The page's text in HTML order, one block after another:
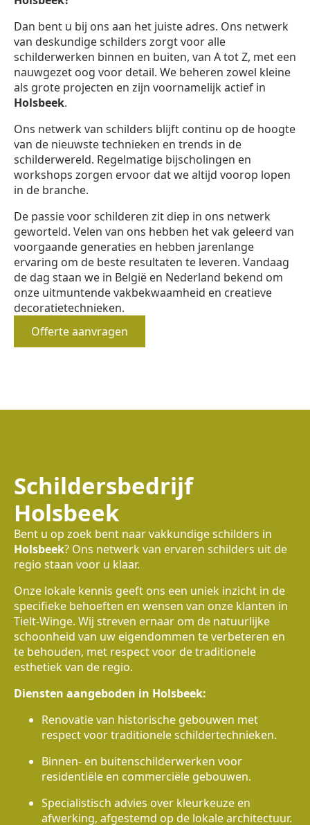
Dan bent u bij ons aan het juiste adres. Ons netwerk
van deskundige schilders zorgt voor alle
schilderwerken binnen en buiten, van A tot Z, met een
nauwgezet oog voor detail. We beheren zowel kleine
als grote projecten en zijn voornamelijk actief in
Holsbeek.
Ons netwerk van schilders blijft continu op de hoogte
van de nieuwste technieken en trends in de
schilderwereld. Regelmatige bijscholingen en
workshops zorgen ervoor dat we altijd voorop lopen
in de branche.
De passie voor schilderen zit diep in ons netwerk
geworteld. Velen van ons hebben het vak geleerd van
voorgaande generaties en hebben jarenlange
ervaring om de beste resultaten te leveren. Vandaag
de dag staan we in België en Nederland bekend om
onze uitmuntende vakbekwaamheid en creatieve
decoratietechnieken.
Offerte aanvragen
Schildersbedrijf
Holsbeek
Bent u op zoek bent naar vakkundige schilders in
Holsbeek? Ons netwerk van ervaren schilders uit de
regio staan voor u klaar.
Onze lokale kennis geeft ons een uniek inzicht in de
specifieke behoeften en wensen van onze klanten in
Tielt-Winge. Wij streven ernaar om de natuurlijke
schoonheid van uw eigendommen te verbeteren en
te behouden, met respect voor de traditionele
esthetiek van de regio.
Diensten aangeboden in Holsbeek:
Renovatie van historische gebouwen met
respect voor traditionele schildertechnieken.
Binnen- en buitenschilderwerken voor
residentiële en commerciële gebouwen.
Specialistisch advies over kleurkeuze en
afwerking, afgestemd op de lokale architectuur.